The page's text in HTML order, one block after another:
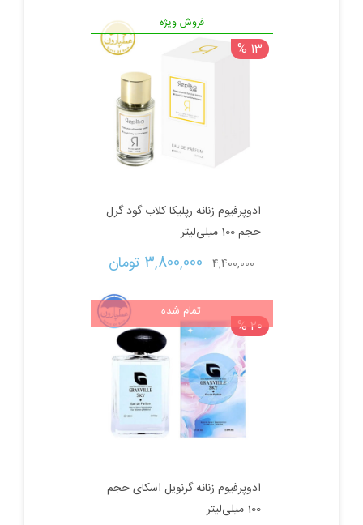
فروش ویژه
13 %
ادوپرفیوم زنانه رپلیکا کلاب گود گرل
حجم 100 میلی‌لیتر
4,400,000 قیمت
اصلی:
4,400,000 تومان
بود.
3,800,000 تومان
فعلی:
20 %
تمام شده
ادوپرفیوم زنانه گرنویل اسکای حجم
100 میلی‌لیتر